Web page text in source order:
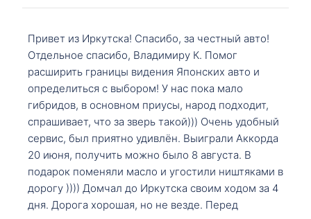
Привет из Иркутска! Спасибо, за честный авто!
Отдельное спасибо, Владимиру К. Помог
расширить границы видения Японских авто и
определиться с выбором! У нас пока мало
гибридов, в основном приусы, народ подходит,
спрашивает, что за зверь такой))) Очень удобный
сервис, был приятно удивлён. Выиграли Аккорда
20 июня, получить можно было 8 августа. В
подарок поменяли масло и угостили ништяками в
дорогу )))) Домчал до Иркутска своим ходом за 4
дня. Дорога хорошая, но не везде. Перед